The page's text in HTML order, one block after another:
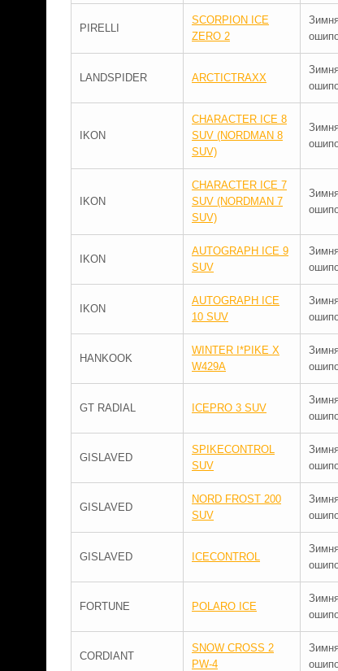
PIRELLI
SCORPION ICE
ZERO 2
LANDSPIDER ARCTICTRAXX
IKON
CHARACTER ICE 8
SUV (NORDMAN 8
SUV)
IKON
CHARACTER ICE 7
SUV (NORDMAN 7
SUV)
IKON
AUTOGRAPH ICE 9
SUV
IKON
AUTOGRAPH ICE
10 SUV
HANKOOK
WINTER I*PIKE X
W429A
GT RADIAL ICEPRO 3 SUV
GISLAVED
SPIKECONTROL
SUV
GISLAVED
NORD FROST 200
SUV
GISLAVED ICECONTROL
FORTUNE POLARO ICE
CORDIANT
SNOW CROSS 2
PW-4